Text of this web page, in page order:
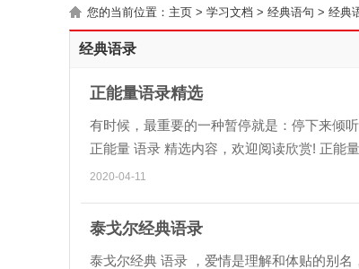
您的当前位置： 主页 > 学习文档 > 经典语句 > 经典
经典语录
正能量语录精选
有时候，最重要的一种暂停就是：停下来倾
正能量 语录 精选内容，欢迎阅读欣赏! 正能
2020-04-11
泰戈尔经典语录
泰戈尔经典 语录 ，爱情是理解和体贴的别